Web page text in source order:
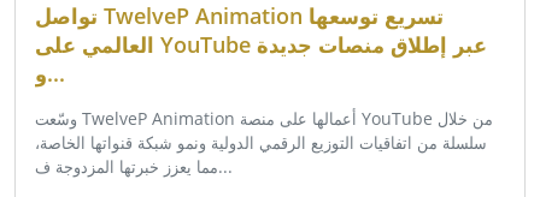
تواصل TwelveP Animation تسريع توسعها
العالمي على YouTube عبر إطلاق منصات جديدة
و...
وسّعت TwelveP Animation أعمالها على منصة YouTube من خلال
سلسلة من اتفاقيات التوزيع الرقمي الدولية ونمو شبكة قنواتها الخاصة،
مما يعزز خبرتها المزدوجة ف...